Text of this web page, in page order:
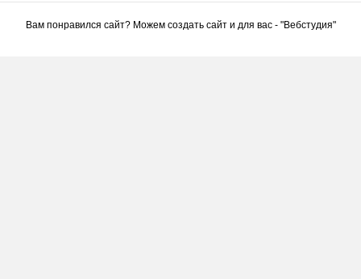
Вам понравился сайт? Можем создать сайт и для вас - "Вебстудия"